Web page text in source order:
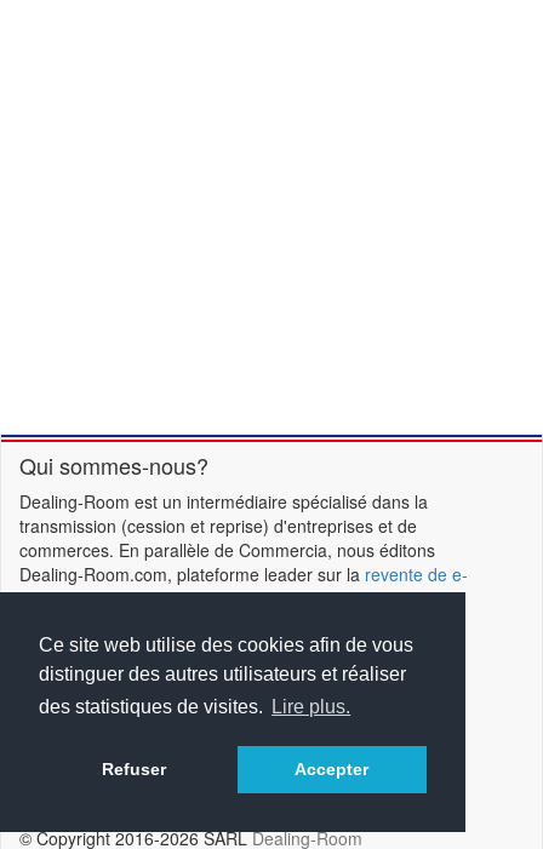
Ce site web utilise des cookies afin de vous
distinguer des autres utilisateurs et réaliser
des statistiques de visites.
Lire plus.
Refuser Accepter
Qui sommes-nous?
Dealing-Room est un intermédiaire spécialisé dans la
transmission (cession et reprise) d'entreprises et de
commerces. En parallèle de Commercia, nous éditons
Dealing-Room.com, plateforme leader sur la revente de e-
business & e-commerces, ainsi que Repreneurs.com,
mandats ad hoc,procédures collectives).
Liens utiles
Nous contacter
Protection des données
© Copyright 2016-2026 SARLDealing-Room